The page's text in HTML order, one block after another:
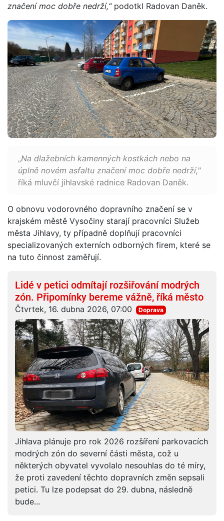
značení moc dobře nedrží,“podotkl Radovan Daněk.
„Na dlažebních kamenných kostkách nebo na
úplně novém asfaltu značení moc dobře nedrží,"
říká mluvčí jihlavské radnice Radovan Daněk.
O obnovu vodorovného dopravního značení se v
krajském městě Vysočiny starají pracovníci Služeb
města Jihlavy, ty případně doplňují pracovníci
specializovaných externích odborných firem, které se
na tuto činnost zaměřují.
Lidé v petici odmítají rozšiřování modrých
zón. Připomínky bereme vážně, říká město
Čtvrtek, 16. dubna 2026, 07:00 Doprava
Jihlava plánuje pro rok 2026 rozšíření parkovacích
modrých zón do severní části města, což u
některých obyvatel vyvolalo nesouhlas do té míry,
že proti zavedení těchto dopravních změn sepsali
petici. Tu lze podepsat do 29. dubna, následně
bude...